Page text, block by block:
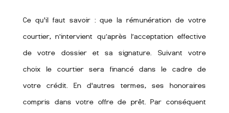
Ce qu'il faut savoir : que la rémunération de votre
courtier, n’intervient qu’après l’acceptation effective
de votre dossier et sa signature. Suivant votre
choix le courtier sera financé dans le cadre de
votre crédit. En d'autres termes, ses honoraires
compris dans votre offre de prêt. Par conséquent